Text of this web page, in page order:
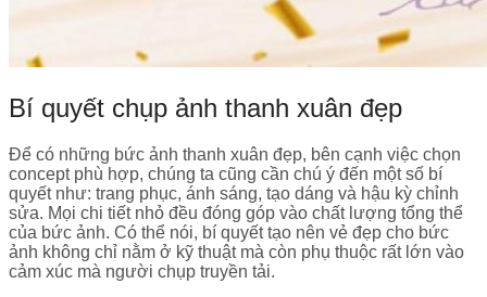
Bí quyết chụp ảnh thanh xuân đẹp
Để có những bức ảnh thanh xuân đẹp, bên cạnh việc chọn
concept phù hợp, chúng ta cũng cần chú ý đến một số bí
quyết như: trang phục, ánh sáng, tạo dáng và hậu kỳ chỉnh
sửa. Mọi chi tiết nhỏ đều đóng góp vào chất lượng tổng thể
của bức ảnh. Có thể nói, bí quyết tạo nên vẻ đẹp cho bức
ảnh không chỉ nằm ở kỹ thuật mà còn phụ thuộc rất lớn vào
cảm xúc mà người chụp truyền tải.